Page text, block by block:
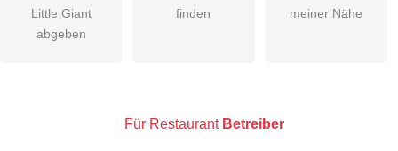
DieDatenschutzerklärung habe ich zur Kenntnis genommen.
Besucher sichtbar.
Little Giant
abgeben
finden
meiner Nähe
Für Restaurant Betreiber